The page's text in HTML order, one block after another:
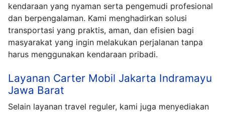
kendaraan yang nyaman serta pengemudi profesional
dan berpengalaman. Kami menghadirkan solusi
transportasi yang praktis, aman, dan efisien bagi
masyarakat yang ingin melakukan perjalanan tanpa
harus menggunakan kendaraan pribadi.
Layanan Carter Mobil Jakarta Indramayu
Jawa Barat
Selain layanan travel reguler, kami juga menyediakan